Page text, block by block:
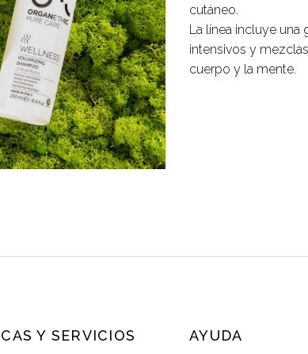
cutáneo.
La línea incluye una
intensivos y
cuerpo y la mente.
Y SERVICIOS AYUDA